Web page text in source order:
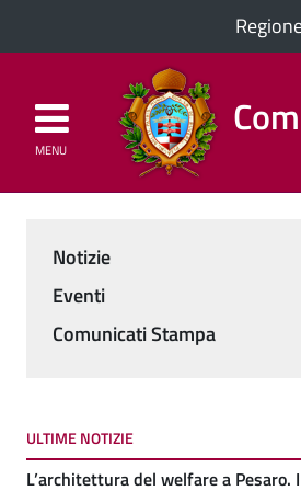
MENU
Menu
Notizie
Eventi
Comunicati Stampa
ULTIME NOTIZIE
L’architettura del welfare a Pesaro.